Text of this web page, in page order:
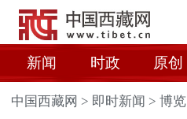
新闻 时政 原创
中国西藏网 > 即时新闻 >博览